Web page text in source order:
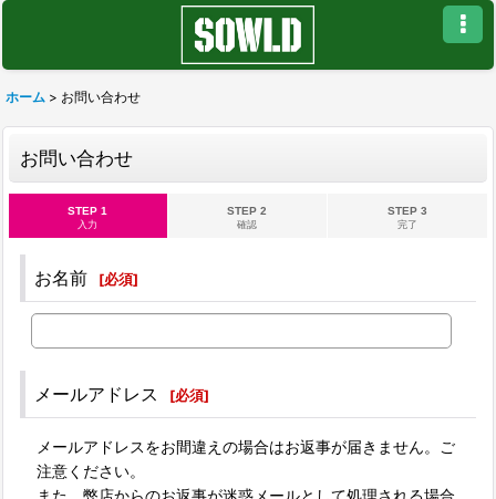
ホーム > お問い合わせ
お問い合わせ
STEP 1
入力
STEP 2
確認
STEP 3
完了
お名前 [必須]
メールアドレス [必須]
メールアドレスをお間違えの場合はお返事が届きません。ご
注意ください。